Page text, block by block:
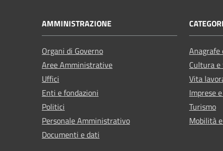
AMMINISTRAZIONE
Organi di Governo
Aree Amministrative
Uffici
Enti e fondazioni
Politici
Personale Amministrativo
Documenti e dati
Cultura
Vita
Imprese
Turismo
Mobilità